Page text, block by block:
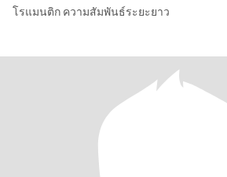
โรแมนติก ความสัมพันธ์ระยะยาว